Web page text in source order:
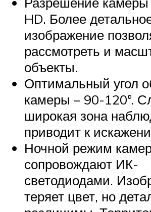
HD. Более
изображение
рассмотреть и
объекты.
Оптимальный угол
камеры – 90-120°.
широкая зона
приводит к
Ночной режим
сопровождают ИК-
светодиодами.
теряет цвет, но